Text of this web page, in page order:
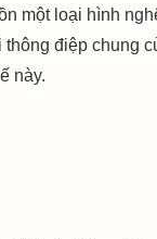
một loại hình
điệp chung
này.